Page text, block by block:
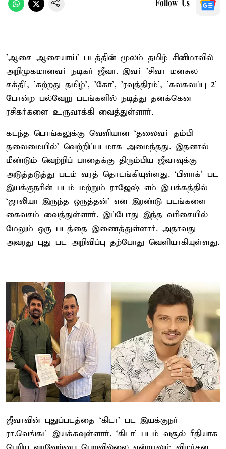
Follow Us
'ஆசை ஆசையாய்' படத்தின் மூலம் தமிழ் சினிமாவில்
அறிமுகமானவர் நடிகர் ஜீவா. இவர் 'சிவா மனசுல
சக்தி', 'கற்றது தமிழ்', 'கோ', 'ரவுத்திரம்', 'கலகலப்பு 2'
போன்ற பல்வேறு படங்களில் நடித்து தனக்கென
ரசிகர்களை உருவாக்கி வைத்துள்ளார்.
கடந்த பொங்கலுக்கு வெளியான ‘தலைவர் தம்பி
தலைமையில்’ வெற்றிப்படமாக அமைந்தது. இதனால்
மீண்டும் வெற்றிப் பாதைக்கு திரும்பிய ஜீவாவுக்கு
அடுத்தடுத்து படம் வரத் தொடங்கியுள்ளது. ‘பிளாக்’ பட
இயக்குநரின் படம் மற்றும் ராஜேஷ் எம் இயக்கத்தில்
‘ஜாலியா இருந்த ஒருத்தன்’ என இரண்டு படங்களை
கைவசம் வைத்துள்ளார். இப்போது இந்த வரிசையில்
மேலும் ஒரு படத்தை இணைத்துள்ளார். அதாவது
அவரது புது பட அறிவிப்பு தற்போது வெளியாகியுள்ளது.
ஜீவாவின் புதுப்படத்தை ‘கிடா’ பட இயக்குநர்
ரா.வெங்கட் இயக்கவுள்ளார். ‘கிடா’ படம் வசூல் ரீதியாக